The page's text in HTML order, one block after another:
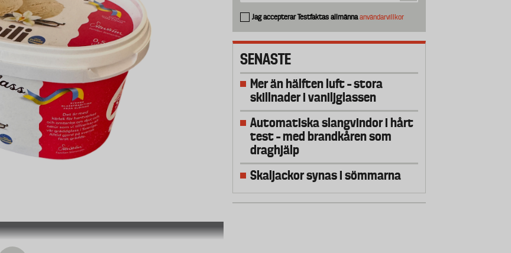
Jag accepterar Testfaktas allmännaanvändarvillkor
SENASTE
Mer än hälften luft – stora
skillnader i vaniljglassen
Automatiska slangvindor i hårt
test – med brandkåren som
draghjälp
Skaljackor synas i sömmarna